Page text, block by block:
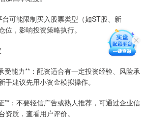
可能限制买入股票类型（如ST股、新
，影响投资策略执行。
受能力**：配资适合有一定投资经验、风险承
建议先用小资金模拟操作。
**：不要轻信广告或熟人推荐，可通过企业信
资质，查看用户评价。